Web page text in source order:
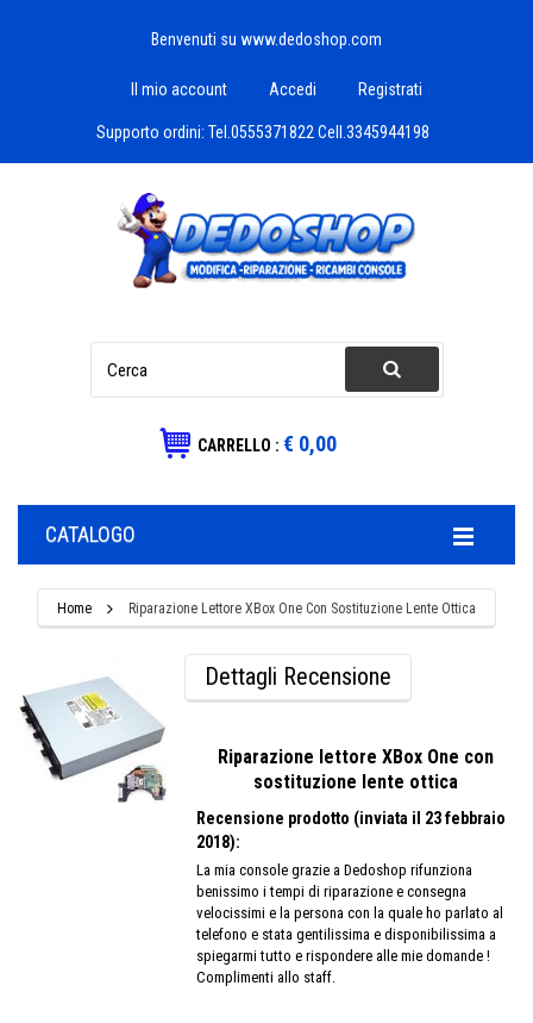
Benvenuti su www.dedoshop.com
Il mio account Accedi Registrati
Supporto ordini: Tel.0555371822 Cell.3345944198
CARRELLO : € 0,00
CATALOGO
Home Riparazione Lettore XBox One Con Sostituzione Lente Ottica
Dettagli Recensione
Riparazione lettore XBox One con
sostituzione lente ottica
Recensione prodotto (inviata il 23 febbraio
2018):
La mia console grazie a Dedoshop rifunziona
benissimo i tempi di riparazione e consegna
velocissimi e la persona con la quale ho parlato al
telefono e stata gentilissima e disponibilissima a
spiegarmi tutto e rispondere alle mie domande !
Complimenti allo staff.